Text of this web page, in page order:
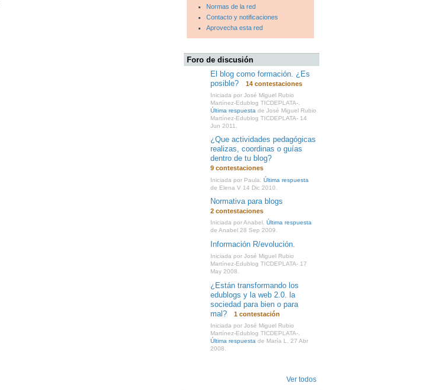
Normas de la red
Contacto y notificaciones
Aprovecha esta red
Foro de discusión
El blog como formación. ¿Es
posible?
14 contestaciones
Iniciada por José Miguel Rubio
Martínez-Edublog TICDEPLATA-.
Última respuesta de José Miguel Rubio
Martínez-Edublog TICDEPLATA- 14
Jun 2011.
¿Que actividades pedagógicas
realizas, coordinas o guías
dentro de tu blog?
9 contestaciones
Iniciada por Paula. Última respuesta
de Elena V 14 Dic 2010.
Normativa para blogs
2 contestaciones
Iniciada por Anabel. Última respuesta
de Anabel 28 Sep 2009.
Información R/evolución.
Iniciada por José Miguel Rubio
Martínez-Edublog TICDEPLATA- 17
May 2008.
¿Están transformando los
edublogs y la web 2.0. la
sociedad para bien o para
mal?
1 contestación
Iniciada por José Miguel Rubio
Martínez-Edublog TICDEPLATA-.
Última respuesta de María L. 27 Abr
2008.
Ver todos